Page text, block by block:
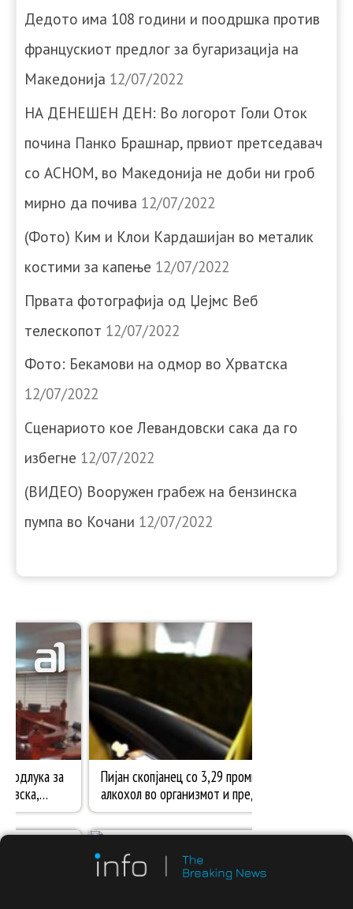
Дедото има 108 години и поодршка против
францускиот предлог за бугаризација на
Македонија 12/07/2022
НА ДЕНЕШЕН ДЕН: Во логорот Голи Оток
почина Панко Брашнар, првиот претседавач
со АСНОМ, во Македонија не доби ни гроб
мирно да почива 12/07/2022
(Фото) Ким и Клои Кардашијан во металик
костими за капење 12/07/2022
Првата фотографија од Џејмс Веб
телескопот 12/07/2022
Фото: Бекамови на одмор во Хрватска
12/07/2022
Сценариото кое Левандовски сака да го
избегне 12/07/2022
(ВИДЕО) Вооружен грабеж на бензинска
пумпа во Кочани 12/07/2022